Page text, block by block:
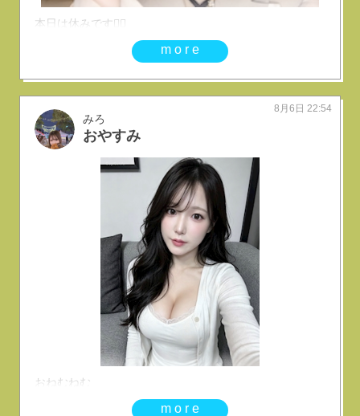
本日は休みです🙇‍♀️
more
みろ
おやすみ
8月6日 22:54
おねむねむ
more